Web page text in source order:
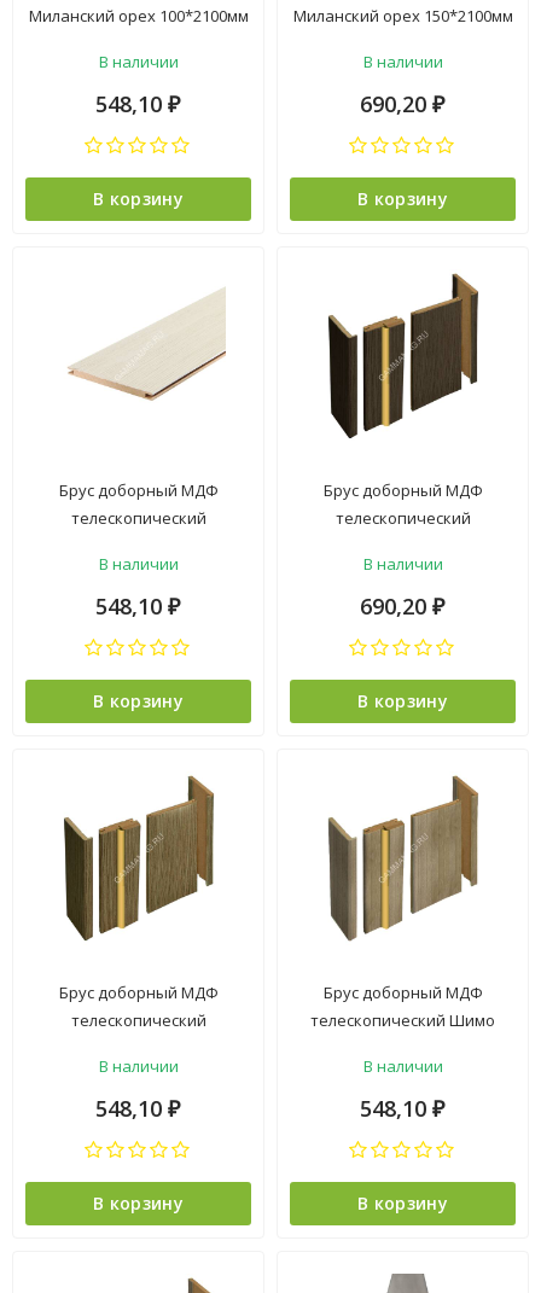
Миланский орех 100*2100мм
В наличии
548,10 ₽
В корзину
Миланский орех 150*2100мм
В наличии
690,20 ₽
В корзину
Брус доборный МДФ
телескопический
100*2100мм BROZEX-WOOD
*5
В наличии
548,10 ₽
В корзину
Брус доборный МДФ
телескопический
150*2070мм BROZEX-WOOD
*5
В наличии
690,20 ₽
В корзину
Брус доборный МДФ
телескопический
100*2070мм BROZEX-WOOD
*5
В наличии
548,10 ₽
В корзину
Брус доборный МДФ
телескопический Шимо
WOOD *5
В наличии
548,10 ₽
В корзину